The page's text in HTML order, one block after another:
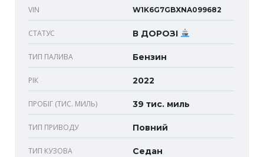
VIN W1K6G7GBXNA099682
СТАТУС В ДОРОЗІ
ТИП ПАЛИВА Бензин
РІК 2022
ПРОБІГ (ТИС. МИЛЬ) 39 тис. миль
ТИП ПРИВОДУ Повний
ТИП КУЗОВА Седан